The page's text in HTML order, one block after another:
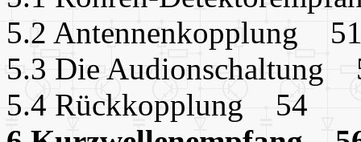
5.2 Antennenkopplung
5.3 Die Audionschaltung
5.4 Rückkopplung 54